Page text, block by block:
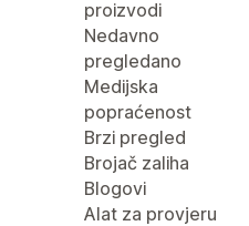
proizvodi
Nedavno
pregledano
Medijska
popraćenost
Brzi pregled
Brojač zaliha
Blogovi
Alat za provjeru